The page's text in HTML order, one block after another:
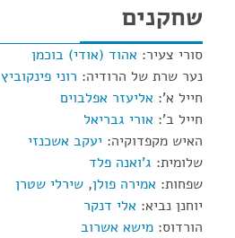
שחקנים
סורי צעיר: אהוד (אודי) בוכמן
נער שרת של הרודיה: רוני פינקוביץ
חייל א': אליעזר אפלבוים
חייל ב': אורי גבריאל
האיש מקפדוקיה: יעקב אשכנזי
שלומית: ג'ואנה פלד
שפחות: אמירה פולן, שירלי שטרן
יוחנן נביא: אלי דנקר
הורדוס: מישא אשרוב